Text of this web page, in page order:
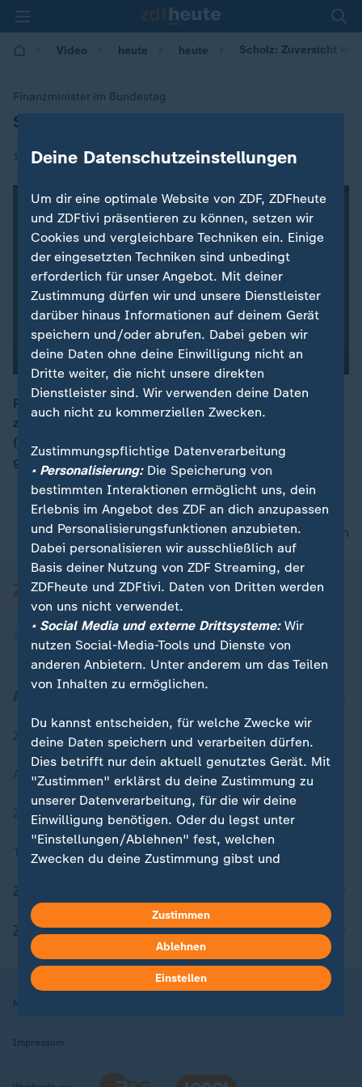
Video heute heute Scholz: Zuversicht
Finanzminister im Bundestag
:
Scholz: Zuversicht geringer geworden
11.09.2018 | 10:45
00:05
Politiker müssen "Sorge tragen, dass unser Land
zuversichtlich nach vorne blickt", forderte Olaf Scholz
(SPD). Die Zuversicht sei in reichen Ländern geringer
geworden.
nach oben
Zuletzt veröffentlicht
Aktuelle Sendungs-Videos
ZDFheute Stories
Themen im Überblick
ZDFheute Apps
Nutzungsbedingungen
Impressum
Deine Datenschutzeinstellungen
Um dir eine optimale Website von ZDF, ZDFheute
und ZDFtivi präsentieren zu können, setzen wir
Cookies und vergleichbare Techniken ein. Einige
der eingesetzten Techniken sind unbedingt
erforderlich für unser Angebot. Mit deiner
Zustimmung dürfen wir und unsere Dienstleister
darüber hinaus Informationen auf deinem Gerät
speichern und/oder abrufen. Dabei geben wir
deine Daten ohne deine Einwilligung nicht an
Dritte weiter, die nicht unsere direkten
Dienstleister sind. Wir verwenden deine Daten
auch nicht zu kommerziellen Zwecken.
Zustimmungspflichtige Datenverarbeitung
• Personalisierung:Die Speicherung von
bestimmten Interaktionen ermöglicht uns, dein
Erlebnis im Angebot des ZDF an dich anzupassen
und Personalisierungsfunktionen anzubieten.
Dabei personalisieren wir ausschließlich auf
Basis deiner Nutzung von ZDF Streaming, der
ZDFheute und ZDFtivi. Daten von Dritten werden
von uns nicht verwendet.
• Social Media und externe Drittsysteme:Wir
nutzen Social-Media-Tools und Dienste von
anderen Anbietern. Unter anderem um das Teilen
von Inhalten zu ermöglichen.
Du kannst entscheiden, für welche Zwecke wir
deine Daten speichern und verarbeiten dürfen.
Dies betrifft nur dein aktuell genutztes Gerät. Mit
"Zustimmen" erklärst du deine Zustimmung zu
unserer Datenverarbeitung, für die wir deine
Einwilligung benötigen. Oder du legst unter
"Einstellungen/Ablehnen" fest, welchen
Zwecken du deine Zustimmung gibst und
in deinen Einstellungen widerrufen oder ändern.
Hier findest du das Impressum.
Weitere Informationen findest du in unserer
Datenschutzerklärung.
Zustimmen
Ablehnen
Einstellen